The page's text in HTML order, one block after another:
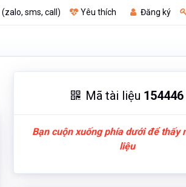
(zalo, sms, call) Yêu thích Đăng ký
Mã tài liệu 154446
Bạn cuộn xuống phía dưới để thấy
liệu